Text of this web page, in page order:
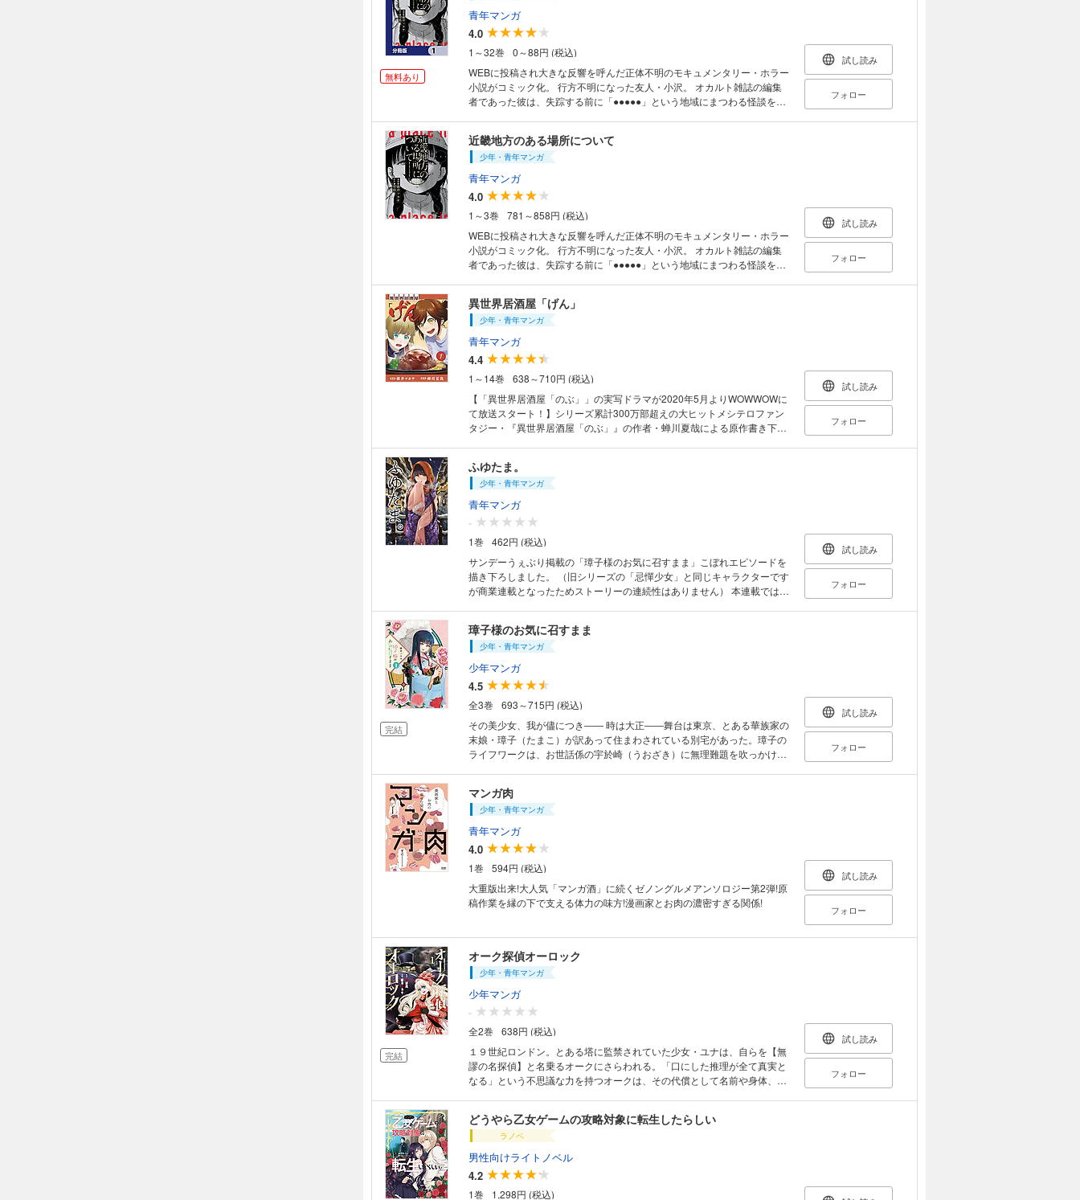
無料あり
青年マンガ
4.0
1～32巻
0～88円 (税込)
WEBに投稿され大きな反響を呼んだ正体不明のモキュメンタリー・ホラー
小説がコミック化。 行方不明になった友人・小沢。 オカルト雑誌の編集
者であった彼は、失踪する前に「●●●●●」という地域にまつわる怪談を取
いた資料を読み解いていくと、別々の怪談として扱われていたそれらには
ある繋がりが浮かび上がってくるのであった。分冊版第1弾。 ※本作品は
単行本を分割したもので、本編内容は同一のものとなります。重複購入に
ご注意ください。
試し読み
フォロー
近畿地方のある場所について
少年・青年マンガ
青年マンガ
4.0
1～3巻
781～858円 (税込)
WEBに投稿され大きな反響を呼んだ正体不明のモキュメンタリー・ホラー
小説がコミック化。 行方不明になった友人・小沢。 オカルト雑誌の編集
者であった彼は、失踪する前に「●●●●●」という地域にまつわる怪談を取
いた資料を読み解いていくと、別々の怪談として扱われていたそれらには
ある繋がりが浮かび上がってくるのであった。
試し読み
フォロー
異世界居酒屋「げん」
少年・青年マンガ
青年マンガ
4.4
1～14巻
638～710円 (税込)
【「異世界居酒屋「のぶ」」の実写ドラマが2020年5月よりWOWWOWに
て放送スタート！】シリーズ累計300万部超えの大ヒットメシテロファン
タジー・『異世界居酒屋「のぶ」』の作者・蝉川夏哉による原作書き下ろ
惑いながらも舌鼓を打ち……。新たな異世界グルメファンタジー、ついに
スタート!
試し読み
フォロー
ふゆたま。
少年・青年マンガ
青年マンガ
-
1巻
462円 (税込)
サンデーうぇぶり掲載の「璋子様のお気に召すまま」こぼれエピソードを
描き下ろしました。 （旧シリーズの「忌憚少女」と同じキャラクターです
が商業連載となったためストーリーの連続性はありません） 本連載では描
試し読み
フォロー
完結
璋子様のお気に召すまま
少年・青年マンガ
少年マンガ
4.5
全3巻
693～715円 (税込)
その美少女、我が儘につき―― 時は大正――舞台は東京、とある華族家の
末娘・璋子（たまこ）が訳あって住まわされている別宅があった。璋子の
ライフワークは、お世話係の宇於崎（うおざき）に無理難題を吹っかけて
試し読み
フォロー
マンガ肉
少年・青年マンガ
青年マンガ
4.0
1巻
594円 (税込)
大重版出来!大人気「マンガ酒」に続くゼノングルメアンソロジー第2弾!原
稿作業を縁の下で支える体力の味方!漫画家とお肉の濃密すぎる関係!
試し読み
フォロー
完結
オーク探偵オーロック
少年・青年マンガ
少年マンガ
-
全2巻
638円 (税込)
１９世紀ロンドン。とある塔に監禁されていた少女・ユナは、自らを【無
謬の名探偵】と名乗るオークにさらわれる。「口にした推理が全て真実と
なる」という不思議な力を持つオークは、その代償として名前や身体、そ
り…!? 実力派推理小説作家原作で贈る超常推理活劇、ここに開幕！
試し読み
フォロー
どうやら乙女ゲームの攻略対象に転生したらしい
ラノベ
男性向けライトノベル
4.2
1巻 1,298円 (税込)